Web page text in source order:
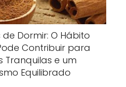
Dormir: O Hábito
Contribuir para
Tranquilas e um
Equilibrado